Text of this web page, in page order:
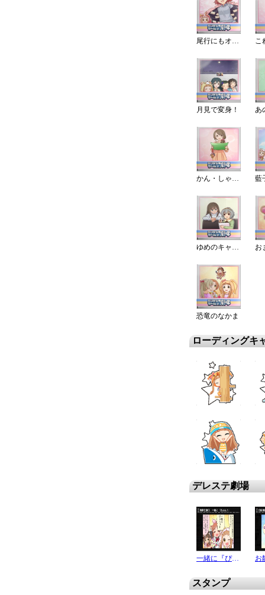
月見で変身！
恐竜のなかま
ローディングキ
デレステ劇場
一緒に『ぴょん♪』 お
スタンプ